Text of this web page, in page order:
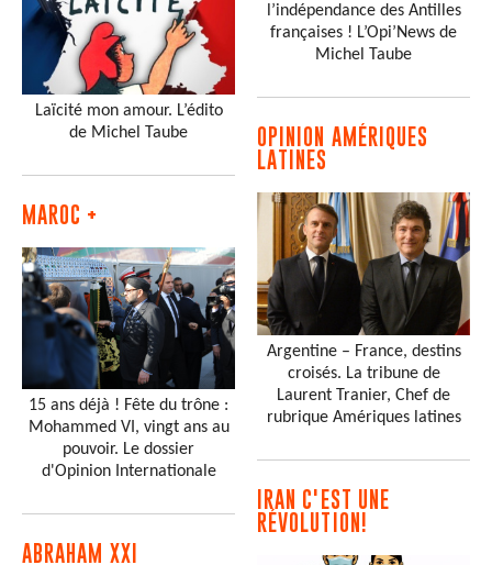
Laïcité mon amour. L’édito
de Michel Taube
MAROC +
15 ans déjà ! Fête du trône :
Mohammed VI, vingt ans au
pouvoir. Le dossier
d'Opinion Internationale
ABRAHAM XXI
l’indépendance des Antilles
françaises ! L’Opi’News de
Michel Taube
OPINION AMÉRIQUES
LATINES
Argentine – France, destins
croisés. La tribune de
Laurent Tranier, Chef de
rubrique Amériques latines
IRAN C'EST UNE
RÉVOLUTION!